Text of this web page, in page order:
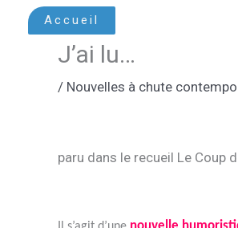
Accueil
J’ai lu…
/ Nouvelles à chute
paru dans le recueil Le Coup